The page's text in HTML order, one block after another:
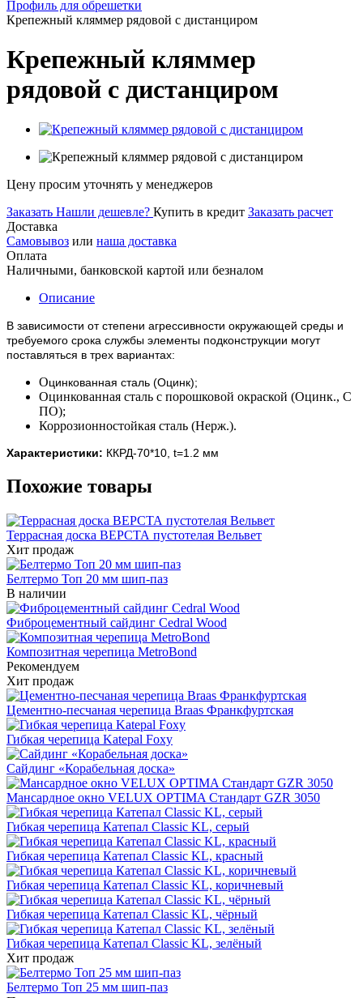
Профиль для обрешетки
Крепежный кляммер рядовой с дистанциром
Крепежный кляммер
рядовой с дистанциром
Цену просим уточнять у менеджеров
Заказать Нашли дешевле? Купить в кредит Заказать расчет
Доставка
Самовывоз или наша доставка
Оплата
Наличными, банковской картой или безналом
Описание
В зависимости от степени агрессивности окружающей среды и
требуемого срока службы элементы подконструкции могут
поставляться в трех вариантах:
Оцинкованная сталь (Оцинк);
Оцинкованная сталь с порошковой окраской (Оцинк., С
ПО);
Коррозионностойкая сталь (Нерж.).
Характеристики: ККРД-70*10, t=1.2 мм
Похожие товары
Террасная доска ВЕРСТА пустотелая Вельвет
Хит продаж
Белтермо Топ 20 мм шип-паз
В наличии
Фиброцементный сайдинг Cedral Wood
Композитная черепица MetroBond
Рекомендуем
Хит продаж
Цементно-песчаная черепица Braas Франкфуртская
Гибкая черепица Katepal Foxy
Сайдинг «Корабельная доска»
Мансардное окно VELUX OPTIMA Стандарт GZR 3050
Гибкая черепица Катепал Classic KL, серый
Гибкая черепица Катепал Classic KL, красный
Гибкая черепица Катепал Classic KL, коричневый
Гибкая черепица Катепал Classic KL, чёрный
Гибкая черепица Катепал Classic KL, зелёный
Хит продаж
Белтермо Топ 25 мм шип-паз